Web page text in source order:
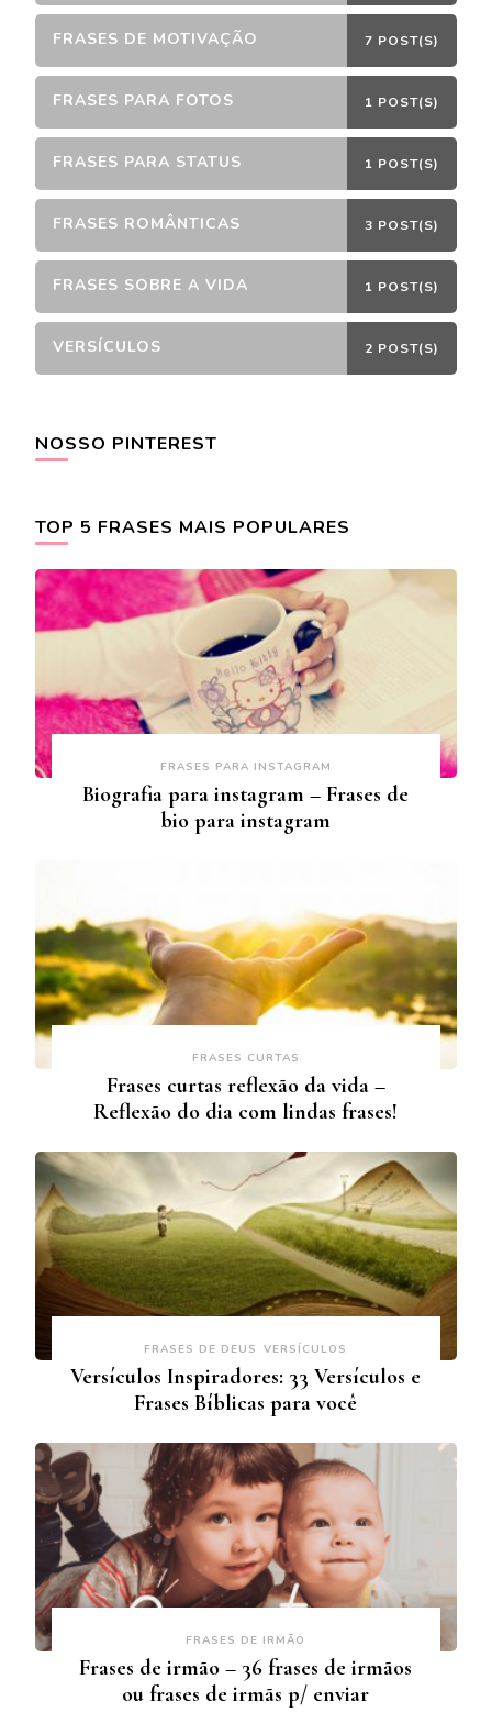
FRASES DE MOTIVAÇÃO 7 POST(S)
FRASES PARA FOTOS 1 POST(S)
FRASES PARA STATUS 1 POST(S)
FRASES ROMÂNTICAS 3 POST(S)
FRASES SOBRE A VIDA 1 POST(S)
VERSÍCULOS 2 POST(S)
NOSSO PINTEREST
TOP 5 FRASES MAIS POPULARES
FRASES PARA INSTAGRAM
Biografia para instagram – Frases de
bio para instagram
FRASES CURTAS
Frases curtas reflexão da vida –
Reflexão do dia com lindas frases!
FRASES DE DEUS VERSÍCULOS
Versículos Inspiradores: 33 Versículos e
Frases Bíblicas para você
FRASES DE IRMÃO
Frases de irmão – 36 frases de irmãos
ou frases de irmãs p/ enviar